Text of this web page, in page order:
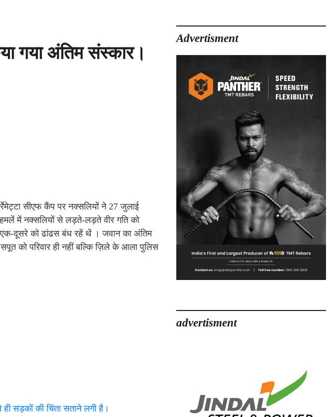
गया अंतिम संस्कार।
सीएफ कैंप पर नक्सलियों ने 27 जुलाई
हमलें में नक्सलियों से लड़ते-लड़ते वीर गति को
एक-दूसरे को ढांढस बंध रहें थें । जवान का अंतिम
को परिवार ही नहीं बल्कि ज़िले के आला पुलिस
सड़कों की चिंता सताने लगी है।
Advertisment
advertisment